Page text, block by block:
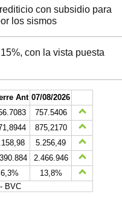
con subsidio para
los sismos
con la vista puesta
Ant 07/08/2026
757.5406
875,2170
5.256,49
2.466.946
6,3%
13,8%
BVC